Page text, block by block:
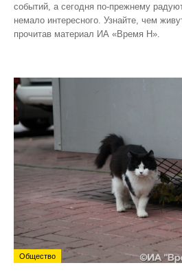
событий, а сегодня по‑прежнему
немало интересного. Узнайте, чем
прочитав материал ИА «Время Н».
Общество